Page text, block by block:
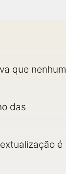
que nenhum
das
é